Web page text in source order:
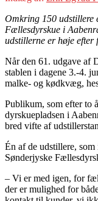
Omkring 150 udstillere
Fællesdyrskue i
udstillerne er høje efter
Når den 61. udgave af
stablen i dagene 3.-4.
malke- og kødkvæg,
Publikum, som efter to
dyrskuepladsen i
bred vifte af
Én af de udstillere,
Sønderjyske
– Vi er med igen, for
der er mulighed for